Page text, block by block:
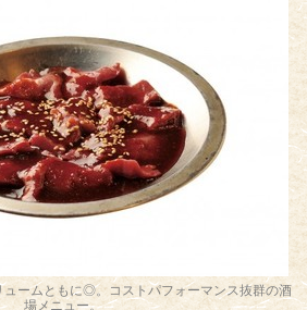
ームともに◎。コストパフォーマンス抜群の酒
場メニュー。